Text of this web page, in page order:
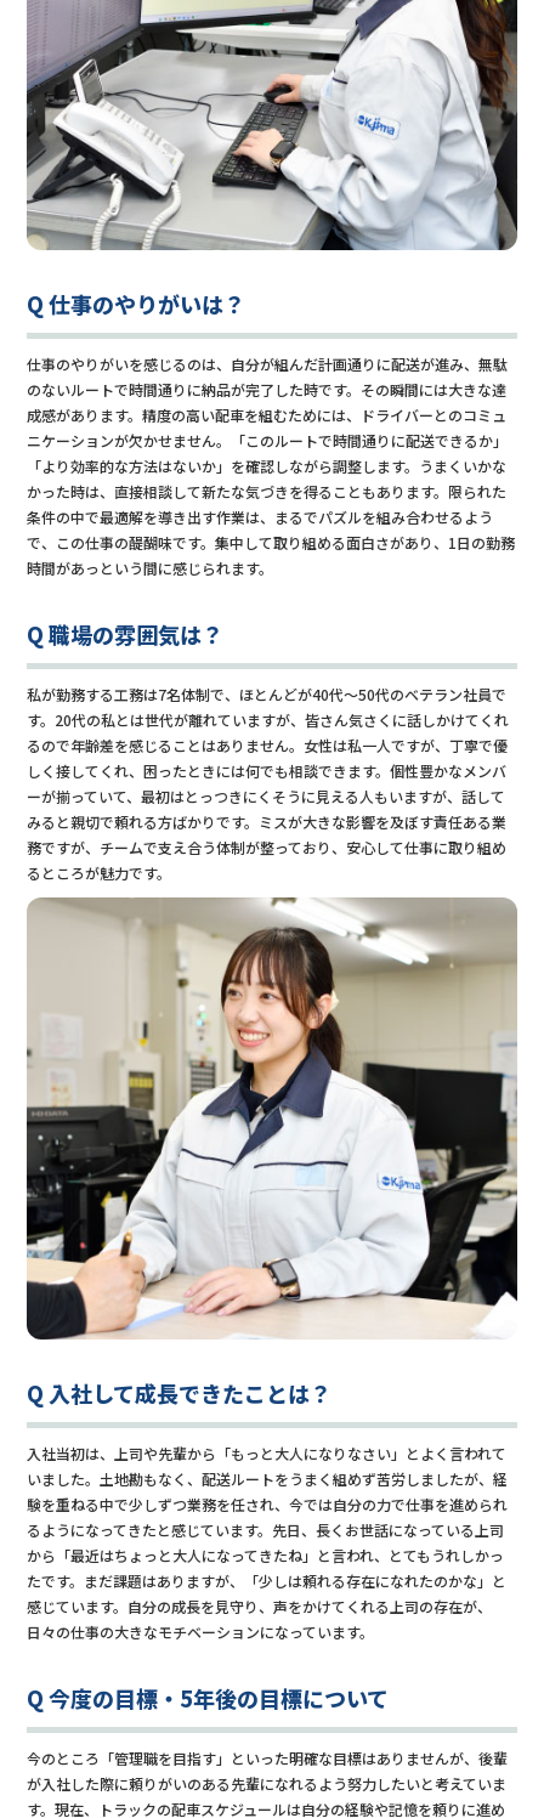
Q 仕事のやりがいは？
仕事のやりがいを感じるのは、自分が組んだ計画通りに配送が進み、無駄
のないルートで時間通りに納品が完了した時です。その瞬間には大きな達
成感があります。精度の高い配車を組むためには、ドライバーとのコミュ
ニケーションが欠かせません。「このルートで時間通りに配送できるか」
「より効率的な方法はないか」を確認しながら調整します。うまくいかな
かった時は、直接相談して新たな気づきを得ることもあります。限られた
条件の中で最適解を導き出す作業は、まるでパズルを組み合わせるよう
で、この仕事の醍醐味です。集中して取り組める面白さがあり、1日の勤務
時間があっという間に感じられます。
Q 職場の雰囲気は？
私が勤務する工務は7名体制で、ほとんどが40代～50代のベテラン社員で
す。20代の私とは世代が離れていますが、皆さん気さくに話しかけてくれ
るので年齢差を感じることはありません。女性は私一人ですが、丁寧で優
しく接してくれ、困ったときには何でも相談できます。個性豊かなメンバ
ーが揃っていて、最初はとっつきにくそうに見える人もいますが、話して
みると親切で頼れる方ばかりです。ミスが大きな影響を及ぼす責任ある業
務ですが、チームで支え合う体制が整っており、安心して仕事に取り組め
るところが魅力です。
Q 入社して成長できたことは？
入社当初は、上司や先輩から「もっと大人になりなさい」とよく言われて
いました。土地勘もなく、配送ルートをうまく組めず苦労しましたが、経
験を重ねる中で少しずつ業務を任され、今では自分の力で仕事を進められ
るようになってきたと感じています。先日、長くお世話になっている上司
から「最近はちょっと大人になってきたね」と言われ、とてもうれしかっ
たです。まだ課題はありますが、「少しは頼れる存在になれたのかな」と
感じています。自分の成長を見守り、声をかけてくれる上司の存在が、
日々の仕事の大きなモチベーションになっています。
Q 今度の目標・5年後の目標について
今のところ「管理職を目指す」といった明確な目標はありませんが、後輩
が入社した際に頼りがいのある先輩になれるよう努力したいと考えていま
す。現在、トラックの配車スケジュールは自分の経験や記憶を頼りに進め